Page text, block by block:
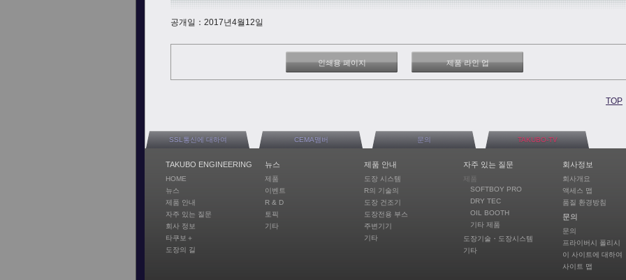
공개일：2017년4월12일
인쇄용 페이지 제품 라인 업
TOP
SSL통신에 대하여 CEMA맴버 문의 TAKUBO-TV
TAKUBO ENGINEERING
HOME
뉴스
제품 안내
자주 있는 질문
회사 정보
타쿠보＋
도장의 길
뉴스
제품
이벤트
R & D
토픽
기타
제품 안내
도장 시스템
R의 기술의
도장 건조기
도장전용 부스
주변기기
기타
자주 있는 질문
제품
SOFTBOY PRO
DRY TEC
OIL BOOTH
기타 제품
도장기술・도장시스템
기타
회사정보
회사개요
액세스 맵
품질 환경방침
문의
문의
프라이버시 폴리시
이 사이트에 대하여
사이트 맵